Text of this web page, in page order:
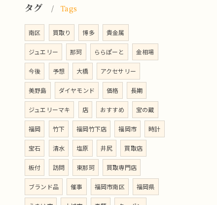
タグ Tags
南区 買取り 博多 貴金属
ジュエリー 那珂 ららぽーと 金相場
今後 予想 大橋 アクセサリー
美野島 ダイヤモンド 価格 長期
ジュエリーマキ 店 おすすめ 宝の蔵
福岡 竹下 福岡竹下店 福岡市 時計
宝石 清水 塩原 井尻 買取店
板付 訪問 東那珂 買取専門店
ブランド品 催事 福岡市南区 福岡県